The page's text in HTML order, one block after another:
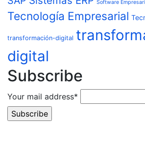
Software
Tecnología Empresarial
transformación-digital
digital
Subscribe
Your mail address*